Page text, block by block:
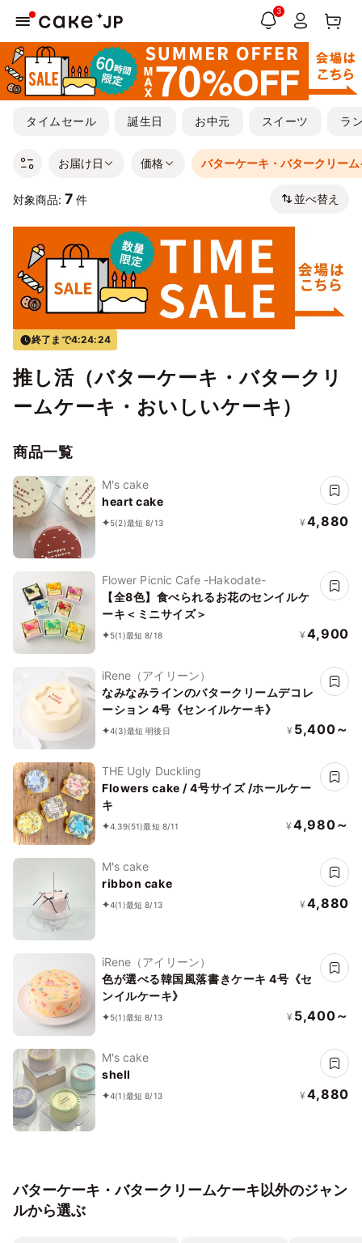
3
タイムセール 誕生日 お中元 スイーツ ラ
お届け日 価格 バターケーキ・バタークリー
対象商品: 7 件 並べ替え
終了まで4:24:24
推し活（バターケーキ・バタークリ
ームケーキ・おいしいケーキ）
商品一覧
M's cake
heart cake
5(2)最短 8/13 ¥ 4,880
Flower Picnic Cafe -Hakodate-
【全8色】食べられるお花のセンイルケ
ーキ＜ミニサイズ＞
5(1)最短 8/18 ¥ 4,900
iRene（アイリーン）
なみなみラインのバタークリームデコレ
ーション 4号《センイルケーキ》
4(3)最短 明後日 ¥ 5,400～
THE Ugly Duckling
Flowers cake / 4号サイズ /ホールケー
キ
4.39(51)最短 8/11 ¥ 4,980～
M's cake
ribbon cake
4(1)最短 8/13 ¥ 4,880
iRene（アイリーン）
色が選べる韓国風落書きケーキ 4号《セ
ンイルケーキ》
5(1)最短 8/13 ¥ 5,400～
M's cake
shell
4(1)最短 8/13 ¥ 4,880
バターケーキ・バタークリームケーキ以外のジャン
ルから選ぶ